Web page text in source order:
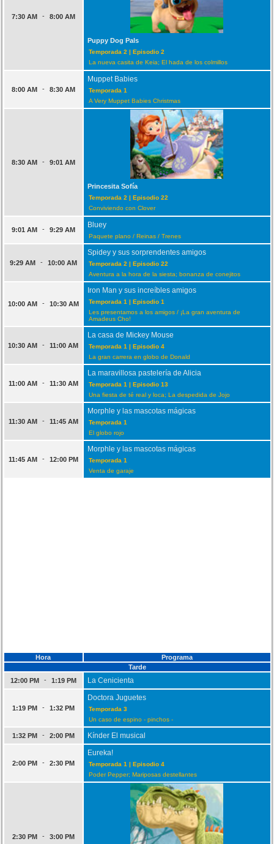
7:30 AM - 8:00 AM
Puppy Dog Pals
Temporada 2 | Episodio 2
La nueva casita de Keia; El hada de los colmillos
8:00 AM - 8:30 AM
Muppet Babies
Temporada 1
A Very Muppet Babies Christmas
8:30 AM - 9:01 AM
Princesita Sofía
Temporada 2 | Episodio 22
Conviviendo con Clover
9:01 AM - 9:29 AM
Bluey
Paquete plano / Reinas / Trenes
9:29 AM - 10:00 AM
Spidey y sus sorprendentes amigos
Temporada 2 | Episodio 22
Aventura a la hora de la siesta; bonanza de conejitos
10:00 AM - 10:30 AM
Iron Man y sus increíbles amigos
Temporada 1 | Episodio 1
Les presentamos a los amigos / ¡La gran aventura de
Amadeus Cho!
10:30 AM - 11:00 AM
La casa de Mickey Mouse
Temporada 1 | Episodio 4
La gran carrera en globo de Donald
11:00 AM - 11:30 AM
La maravillosa pastelería de Alicia
Temporada 1 | Episodio 13
Una fiesta de té real y loca; La despedida de Jojo
11:30 AM - 11:45 AM
Morphle y las mascotas mágicas
Temporada 1
El globo rojo
11:45 AM - 12:00 PM
Morphle y las mascotas mágicas
Temporada 1
Venta de garaje
Hora
Programa
Tarde
12:00 PM
- 1:19 PM La Cenicienta
1:19 PM - 1:32 PM
Doctora Juguetes
Temporada 3
Un caso de espino - pinchos -
1:32 PM - 2:00 PM Kínder El musical
2:00 PM - 2:30 PM
Eureka!
Temporada 1 | Episodio 4
Poder Pepper; Mariposas destellantes
2:30 PM - 3:00 PM